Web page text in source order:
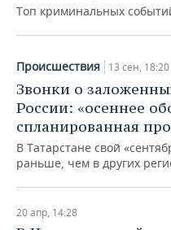
Топ криминальных
Происшествия 13 сен, 18:20
Звонки о
России: «осеннее
спланированная
В Татарстане свой
раньше, чем в других
20 апр, 14:28